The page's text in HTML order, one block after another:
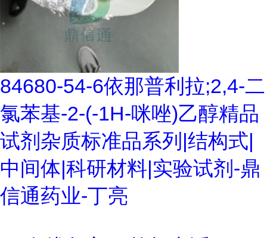
84680-54-6依那普利拉;2,4-二
氯苯基-2-(-1H-咪唑)乙醇精品
试剂杂质标准品系列|结构式|
中间体|科研材料|实验试剂-鼎
信通药业-丁亮